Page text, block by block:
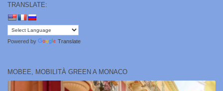
TRANSLATE:
Powered by Translate
MOBEE, MOBILITÀ GREEN A MONACO